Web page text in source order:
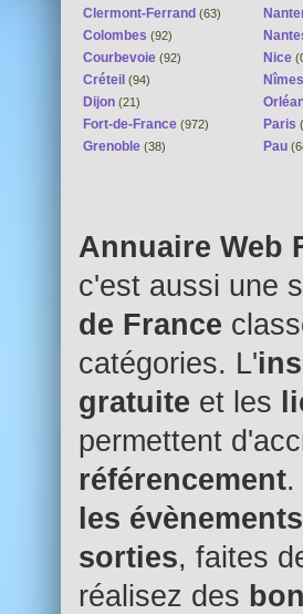
Clermont-Ferrand (63)
Colombes (92)
Courbevoie (92)
Créteil (94)
Dijon (21)
Fort-de-France (972)
Grenoble (38)
Nice
Nîmes
Paris
Pau
Annuaire Web
c'est aussi une
de France
catégories. L'
gratuite et les
permettent
référencement.
les évènements
sorties, faites
réalisez des